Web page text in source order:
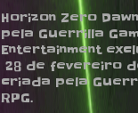
Horizon Zero
pela Guerrilla
Entertainment
28 de fevereiro
criada pela
RPG.